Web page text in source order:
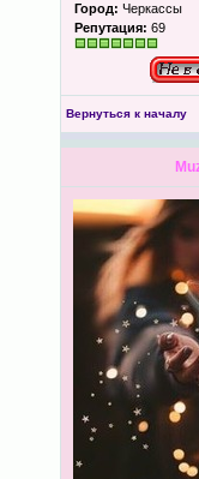
Город: Черкассы
Репутация: 69
Вернуться к началу